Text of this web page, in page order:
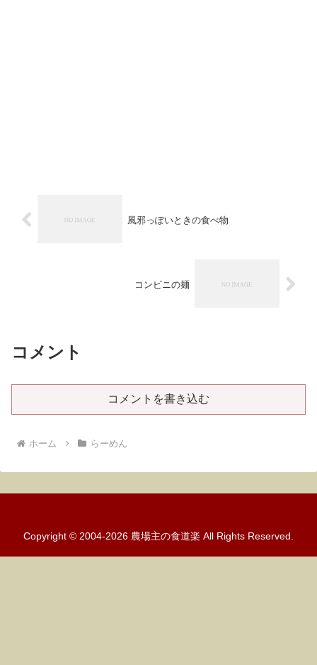
風邪っぽいときの食べ物
コンビニの麺
コメント
コメントを書き込む
ホーム らーめん
Copyright © 2004-2026 農場主の食道楽 All Rights Reserved.